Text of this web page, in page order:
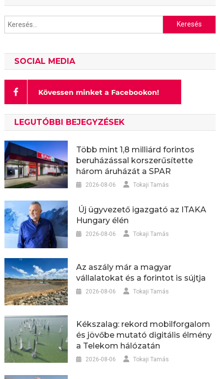
Keresés:
SOCIAL MEDIA
LEGUTÓBBI BEJEGYZÉSEK
Több mint 1,8 milliárd forintos
beruházással korszerűsítette
három áruházát a SPAR
2026-08-06 Tokaji Tamás
Új ügyvezető igazgató az ITAKA
Hungary élén
2026-08-06 Tokaji Tamás
Az aszály már a magyar
vállalatokat és a forintot is sújtja
2026-08-06 Tokaji Tamás
Kékszalag: rekord mobilforgalom
és jövőbe mutató digitális élmény
a Telekom hálózatán
2026-08-06 Tokaji Tamás